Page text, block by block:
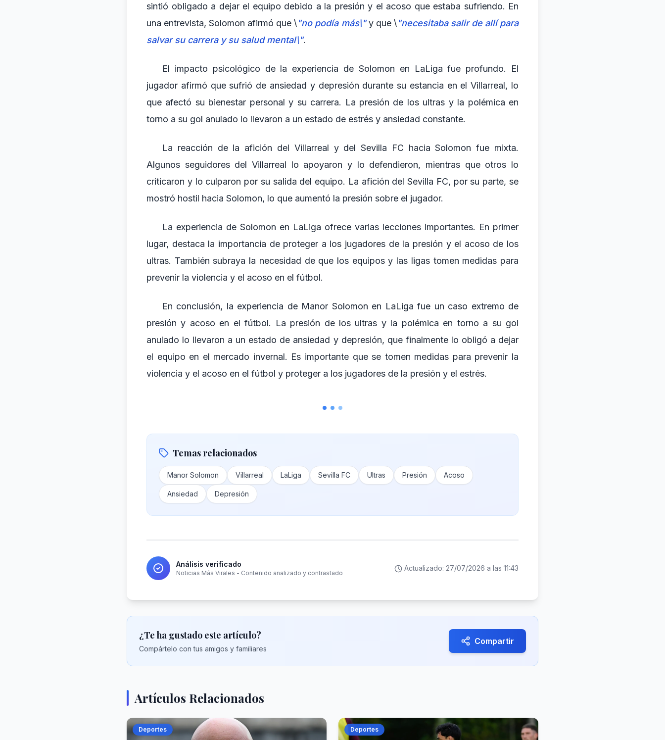
sintió obligado a dejar el equipo debido a la presión y el acoso que estaba sufriendo. En
una entrevista, Solomon afirmó que \"no podía más\"y que \"necesitaba salir de allí para
salvar su carrera y su salud mental\".
El impacto psicológico de la experiencia de Solomon en LaLiga fue profundo. El
jugador afirmó que sufrió de ansiedad y depresión durante su estancia en el Villarreal, lo
que afectó su bienestar personal y su carrera. La presión de los ultras y la polémica en
torno a su gol anulado lo llevaron a un estado de estrés y ansiedad constante.
La reacción de la afición del Villarreal y del Sevilla FC hacia Solomon fue mixta.
Algunos seguidores del Villarreal lo apoyaron y lo defendieron, mientras que otros lo
criticaron y lo culparon por su salida del equipo. La afición del Sevilla FC, por su parte, se
mostró hostil hacia Solomon, lo que aumentó la presión sobre el jugador.
La experiencia de Solomon en LaLiga ofrece varias lecciones importantes. En primer
lugar, destaca la importancia de proteger a los jugadores de la presión y el acoso de los
ultras. También subraya la necesidad de que los equipos y las ligas tomen medidas para
prevenir la violencia y el acoso en el fútbol.
En conclusión, la experiencia de Manor Solomon en LaLiga fue un caso extremo de
presión y acoso en el fútbol. La presión de los ultras y la polémica en torno a su gol
anulado lo llevaron a un estado de ansiedad y depresión, que finalmente lo obligó a dejar
el equipo en el mercado invernal. Es importante que se tomen medidas para prevenir la
violencia y el acoso en el fútbol y proteger a los jugadores de la presión y el estrés.
Temas relacionados
Manor Solomon Villarreal LaLiga Sevilla FC Ultras Presión Acoso
Ansiedad Depresión
Análisis verificado
Noticias Más Virales - Contenido analizado y contrastado
Actualizado: 27/07/2026 a las 11:43
¿Te ha gustado este artículo?
Compártelo con tus amigos y familiares
Compartir
Artículos Relacionados
Deportes Deportes